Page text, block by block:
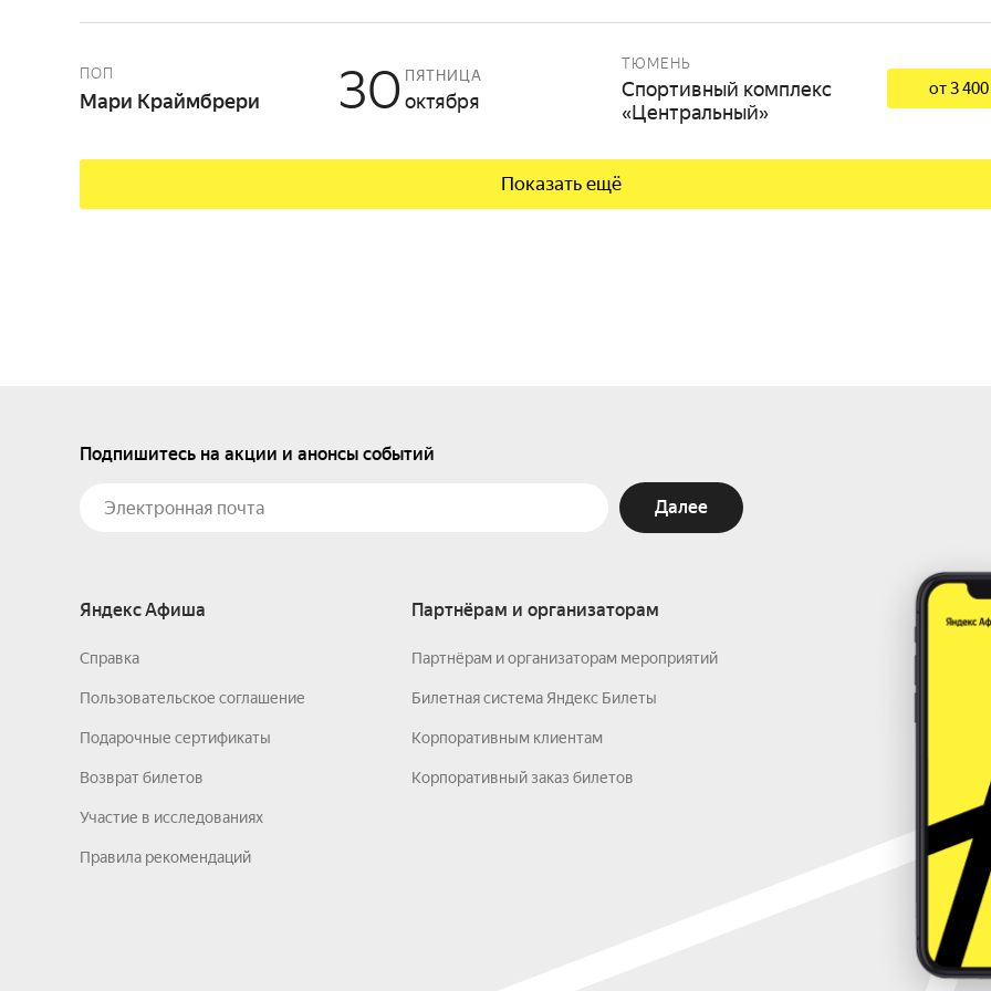
ПОП
Мари Краймбрери 30 ПЯТНИЦА
октября
ТЮМЕНЬ
Спортивный комплекс
«Центральный»
от 3
Показать ещё
Подпишитесь на акции и анонсы событий
Далее
Яндекс Афиша
Справка
Пользовательское соглашение
Подарочные сертификаты
Возврат билетов
Участие в исследованиях
Правила рекомендаций
Партнёрам и организаторам
Партнёрам и организаторам мероприятий
Билетная система Яндекс Билеты
Корпоративным клиентам
Корпоративный заказ билетов